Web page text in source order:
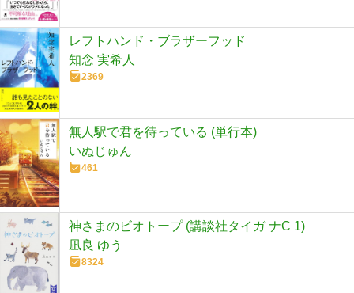
レフトハンド・ブラザーフッド
知念 実希人
2369
無人駅で君を待っている (単行本)
いぬじゅん
461
神さまのビオトープ (講談社タイガ ナC 1)
凪良 ゆう
8324